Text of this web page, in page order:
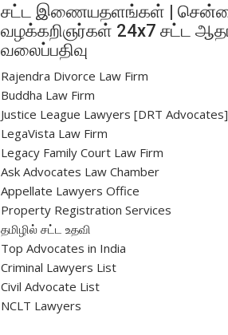
சட்ட இணையதளங்கள் |
வழக்கறிஞர்கள் 24x7 சட்ட
வலைப்பதிவு
Rajendra Divorce Law Firm
Buddha Law Firm
Justice League Lawyers [DRT Advocates]
LegaVista Law Firm
Legacy Family Court Law Firm
Ask Advocates Law Chamber
Appellate Lawyers Office
Property Registration Services
தமிழில் சட்ட உதவி
Top Advocates in India
Criminal Lawyers List
Civil Advocate List
NCLT Lawyers